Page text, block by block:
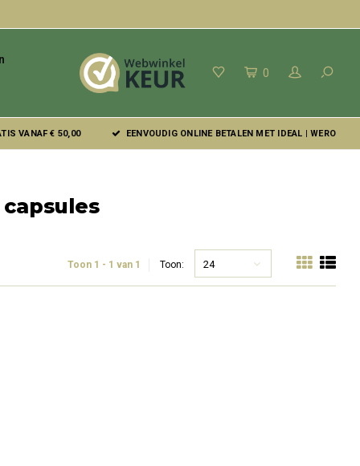
0
VANAF € 50,00 EENVOUDIG ONLINE BETALEN MET IDEAL | WERO
Toon 1 - 1 van 1 Toon: 24